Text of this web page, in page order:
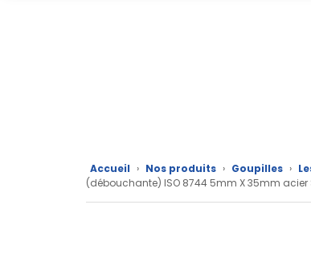
marques
Accueil › Nos produits › Goupilles ›
(débouchante) ISO 8744 5mm X 35mm acier